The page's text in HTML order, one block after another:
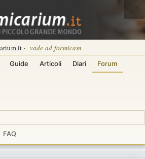
· vade ad formicam
Guide Articoli Diari Forum
FAQ
🌙